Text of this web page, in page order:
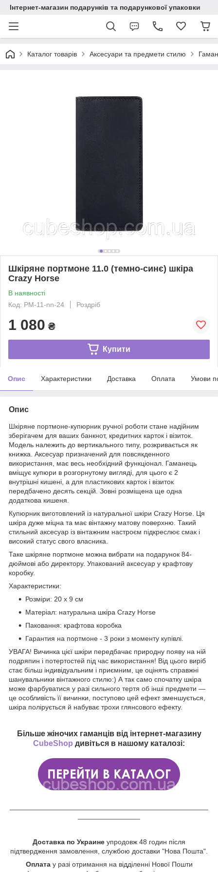
Інтернет-магазин подарунків та подарункової упаковки
Каталог товарів Аксесуари та предмети стилю
Шкіряне портмоне 11.0 (темно-синє) шкіра
Crazy Horse
В наявності
Код: PM-11-nn-24
Роздріб
1 080 ₴
Купити
Опис Характеристики Доставка Оплата Умови
Опис
Шкіряне портмоне-купюрник ручної роботи стане надійним
зберігачем для ваших банкнот, кредитних карток і візиток.
Модель належить до вертикального типу, розкривається як
книжка. Аксесуар призначений для повсякденного
використання, має весь необхідний функціонал. Гаманець
вміщує купюри в розгорнутому вигляді, для цього є 2
внутрішні кишені, а для пластикових карток і візиток
передбачено десять секцій. Зовні розміщена ще одна
додаткова кишеня.
Купюрник виготовлений із натуральної шкіри Crazy Horse. Ця
шкіра дуже міцна та має вінтажну матову поверхню. Такий
стильний аксесуар із вінтажним настроєм підкреслює смак і
високий статус свого власника.
Таке шкіряне портмоне можна вибрати на подарунок 84-
дюймові або директору. Упакований аксесуар у крафтову
коробку.
Характеристики:
Розміри: 20 x 9 см
Матеріал: натуральна шкіра Crazy Horse
Паковання: крафтова коробка
Гарантия на портмоне - 3 роки з моменту купівлі.
УВАГА! Вичинка цієї шкіри передбачає природну появу на ній
подряпин і потертостей під час використання! Від цього виріб
стає більш індивідуальним і приємним, це оцінять справжні
шанувальники вінтажного стилю:) А так само спочатку шкіра
може фарбуватися у разі сильного тертя об інші предмети —
це особливість її вичинки, поступово цей ефект зменшується,
шкіра полірується й набуває трохи глянсового ефекту.
Більше жіночих гаманців від інтернет-магазину
CubeShop дивіться в нашому каталозі:
Доставка по Украине упродовж 48 годин після
підтвердження замовлення, службою доставки "Нова Пошта".
Оплата у разі отримання на відділенні Нової Пошти